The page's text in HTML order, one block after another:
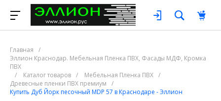
Главная
/
Эллион Краснодар. Мебельная Пленка ПВХ, Фасады МДФ, Кромка
ПВХ
/
Каталог товаров / Мебельная Пленка ПВХ /
Древесные пленки ПВХ премиум
/
Купить Дуб Йорк песочный MDP 57 в Краснодаре - Эллион